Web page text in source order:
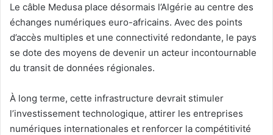
Le câble Medusa place désormais l’Algérie au centre des
échanges numériques euro-africains. Avec des points
d’accès multiples et une connectivité redondante, le pays
se dote des moyens de devenir un acteur incontournable
du transit de données régionales.
À long terme, cette infrastructure devrait stimuler
l’investissement technologique, attirer les entreprises
numériques internationales et renforcer la compétitivité